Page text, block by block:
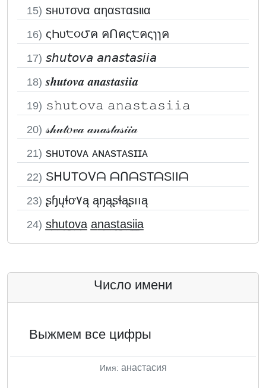
15) ѕнυтσνα αηαѕтαѕιια
16) ςҺυ੮૦౮ค คՈคς੮คςɿɿค
17) 𝘴𝘩𝘶𝘵𝘰𝘷𝘢 𝘢𝘯𝘢𝘴𝘵𝘢𝘴𝘪𝘪𝘢
18) 𝒔𝒉𝒖𝒕𝒐𝒗𝒂 𝒂𝒏𝒂𝒔𝒕𝒂𝒔𝒊𝒊𝒂
19) 𝚜𝚑𝚞𝚝𝚘𝚟𝚊 𝚊𝚗𝚊𝚜𝚝𝚊𝚜𝚒𝚒𝚊
20) 𝓈𝒽𝓊𝓉𝑜𝓋𝒶 𝒶𝓃𝒶𝓈𝓉𝒶𝓈𝒾𝒾𝒶
21) sʜᴜᴛᴏᴠᴀ ᴀɴᴀsᴛᴀsɪɪᴀ
22) SᕼᑌTOᐯᗩ ᗩᑎᗩSTᗩSIIᗩ
23) ʂɧųɬơ۷ą ąŋąʂɬąʂııą
24) s̲h̲u̲t̲o̲v̲a̲ a̲n̲a̲s̲t̲a̲s̲i̲i̲a̲
Число имени
Выжмем все цифры
Имя: анастасия